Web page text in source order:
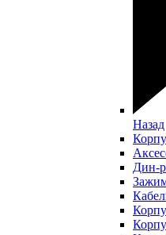
Назад
Дин-